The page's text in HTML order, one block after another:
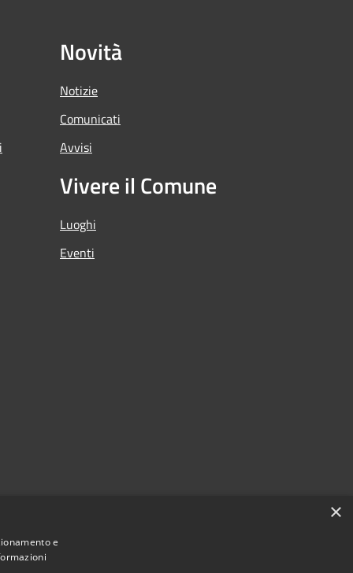
Novità
Notizie
Comunicati
Avvisi
Vivere il Comune
Luoghi
Eventi
×
e